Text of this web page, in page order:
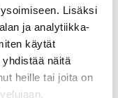
Lisäksi
ja analytiikka-
käytät
näitä
heille tai joita on